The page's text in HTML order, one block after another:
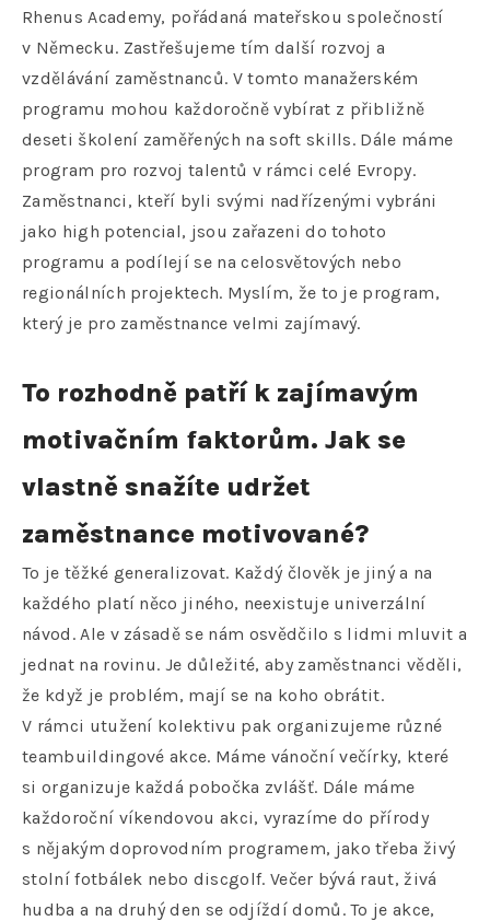
Rhenus Academy, pořádaná mateřskou společností
v Německu. Zastřešujeme tím další rozvoj a
vzdělávání zaměstnanců. V tomto manažerském
programu mohou každoročně vybírat z přibližně
deseti školení zaměřených na soft skills. Dále máme
program pro rozvoj talentů v rámci celé Evropy.
Zaměstnanci, kteří byli svými nadřízenými vybráni
jako high potencial, jsou zařazeni do tohoto
programu a podílejí se na celosvětových nebo
regionálních projektech. Myslím, že to je program,
který je pro zaměstnance velmi zajímavý.
To rozhodně patří k zajímavým
motivačním faktorům. Jak se
vlastně snažíte udržet
zaměstnance motivované?
To je těžké generalizovat. Každý člověk je jiný a na
každého platí něco jiného, neexistuje univerzální
návod. Ale v zásadě se nám osvědčilo s lidmi mluvit a
jednat na rovinu. Je důležité, aby zaměstnanci věděli,
že když je problém, mají se na koho obrátit.
V rámci utužení kolektivu pak organizujeme různé
teambuildingové akce. Máme vánoční večírky, které
si organizuje každá pobočka zvlášť. Dále máme
každoroční víkendovou akci, vyrazíme do přírody
s nějakým doprovodním programem, jako třeba živý
stolní fotbálek nebo discgolf. Večer bývá raut, živá
hudba a na druhý den se odjíždí domů. To je akce,